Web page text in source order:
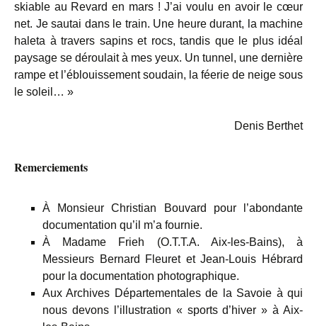
skiable au Revard en mars ! J’ai voulu en avoir le cœur
net. Je sautai dans le train. Une heure durant, la machine
haleta à travers sapins et rocs, tandis que le plus idéal
paysage se déroulait à mes yeux. Un tunnel, une dernière
rampe et l’éblouissement soudain, la féerie de neige sous
le soleil… »
Denis Berthet
Remerciements
À Monsieur Christian Bouvard pour l’abondante
documentation qu’il m’a fournie.
À Madame Frieh (O.T.T.A. Aix-les-Bains), à
Messieurs Bernard Fleuret et Jean-Louis Hébrard
pour la documentation photographique.
Aux Archives Départementales de la Savoie à qui
nous devons l’illustration « sports d’hiver » à Aix-